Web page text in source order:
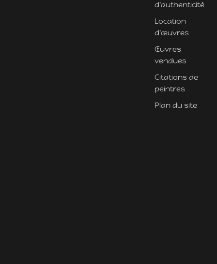
d'authenticité
Location
d'œuvres
Œuvres
vendues
Citations de
peintres
Plan du site